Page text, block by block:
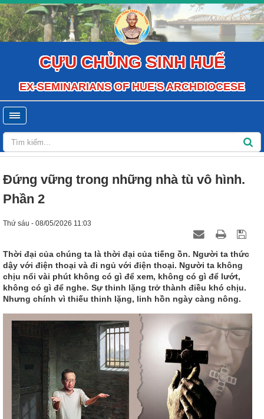
CỰU CHỦNG SINH HUẾ
EX-SEMINARIANS OF HUE'S ARCHDIOCESE
Đứng vững trong những nhà tù vô hình.
Phần 2
Thứ sáu - 08/05/2026 11:03
Thời đại của chúng ta là thời đại của tiếng ồn. Người ta thức
dậy với điện thoại và đi ngủ với điện thoại. Người ta không
chịu nổi vài phút không có gì để xem, không có gì để lướt,
không có gì để nghe. Sự thinh lặng trở thành điều khó chịu.
Nhưng chính vì thiếu thinh lặng, linh hồn ngày càng nông.